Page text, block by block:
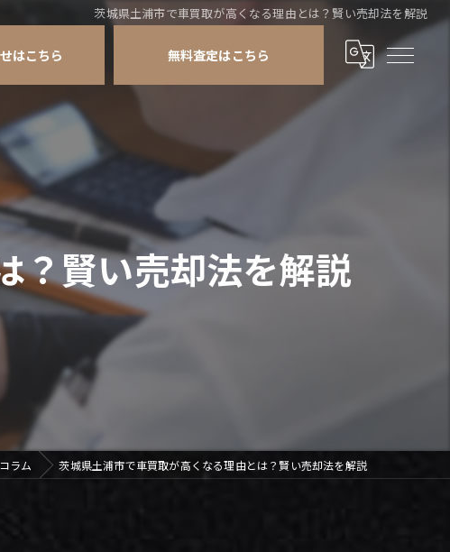
茨城県土浦市で車買取が高くなる理由とは？賢い売却法を解説
はこちら 無料査定はこちら
？賢い売却法を解説
コラム 茨城県土浦市で車買取が高くなる理由とは？賢い売却法を解説